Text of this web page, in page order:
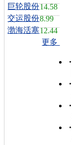
巨轮股份14.58
交运股份8.99
渤海活塞12.44
更多